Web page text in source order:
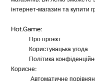
інтернет-магазин та купити
Hot.Game:
Про проєкт
Користувацька угода
Політика
Корисне:
Автоматичне